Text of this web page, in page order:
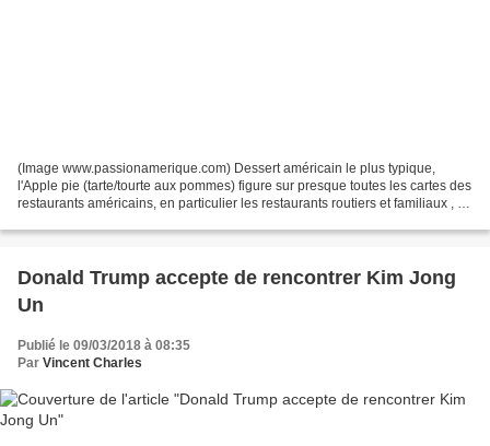
(Image www.passionamerique.com) Dessert américain le plus typique,
l'Apple pie (tarte/tourte aux pommes) figure sur presque toutes les cartes des
restaurants américains, en particulier les restaurants routiers et familiaux , et
Donald Trump accepte de rencontrer Kim Jong
Un
Publié le 09/03/2018 à 08:35
Par Vincent Charles